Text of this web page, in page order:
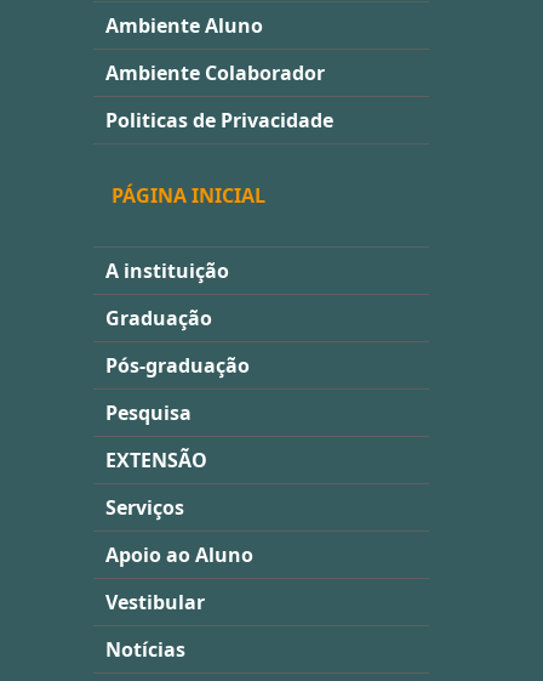
Ambiente Aluno
Ambiente Colaborador
Politicas de Privacidade
PÁGINA INICIAL
A instituição
Graduação
Pós-graduação
Pesquisa
EXTENSÃO
Serviços
Apoio ao Aluno
Vestibular
Notícias